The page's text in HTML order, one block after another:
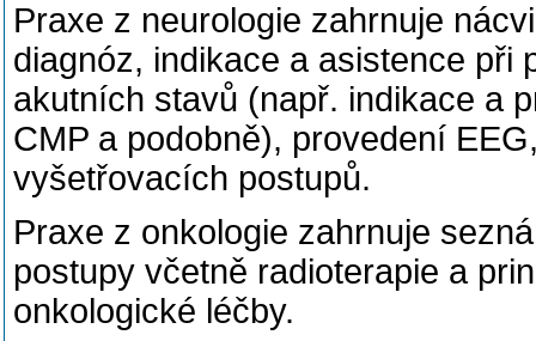
Praxe z neurologie zahrnuje
diagnóz, indikace a asistence při
akutních stavů (např. indikace a
CMP a podobně), provedení
vyšetřovacích postupů.
Praxe z onkologie zahrnuje
postupy včetně radioterapie a
onkologické léčby.